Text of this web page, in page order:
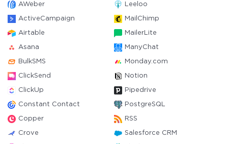
AWeber Leeloo
ActiveCampaign MailChimp
Airtable MailerLite
Asana ManyChat
BulkSMS Monday.com
ClickSend Notion
ClickUp Pipedrive
Constant Contact PostgreSQL
Copper RSS
Crove Salesforce CRM